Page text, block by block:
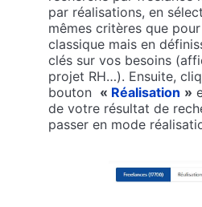
par réalisations, en
mêmes critères que
classique mais en
clés sur vos besoins
projet RH…). Ensuite,
bouton « Réalisation »
de votre résultat de
passer en mode